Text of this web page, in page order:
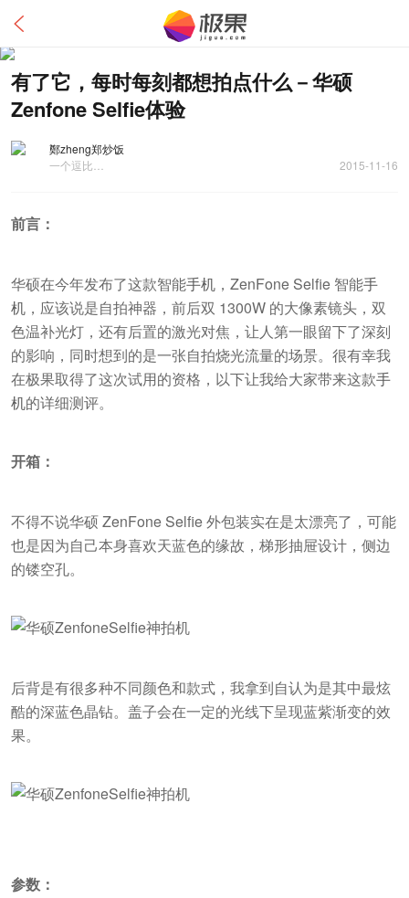
有了它，每时每刻都想拍点什么－华硕
Zenfone Selfie体验
鄭zheng郑炒饭
一个逗比…
2015-11-16
前言：
华硕在今年发布了这款智能手机 ，ZenFone Selfie 智能手
机 ，应该说是自拍神器，前后双 1300W 的大像素镜头，双
色温补光灯，还有后置的激光对焦，让人第一眼留下了深刻
的影响，同时想到的是一张自拍烧光流量的场景。很有幸我
在极果取得了这次试用的资格，以下让我给大家带来这款手
机的详细测评。
开箱：
不得不说华硕 ZenFone Selfie 外包装实在是太漂亮了，可能
也是因为自己本身喜欢天蓝色的缘故，梯形抽屉设计，侧边
的镂空孔。
后背是有很多种不同颜色和款式，我拿到自认为是其中最炫
酷的深蓝色晶钻。盖子会在一定的光线下呈现蓝紫渐变的效
果。
参数：